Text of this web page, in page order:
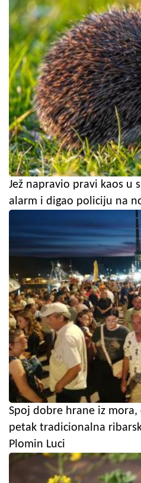
Jež napravio pravi kaos u
alarm i digao policiju na
Spoj dobre hrane iz mora,
petak tradicionalna
Plomin Luci